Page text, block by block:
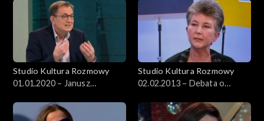
Studio Kultura Rozmowy
01.01.2020 – Janusz
Studio Kultura Rozmowy
02.02.2013 – Debata o